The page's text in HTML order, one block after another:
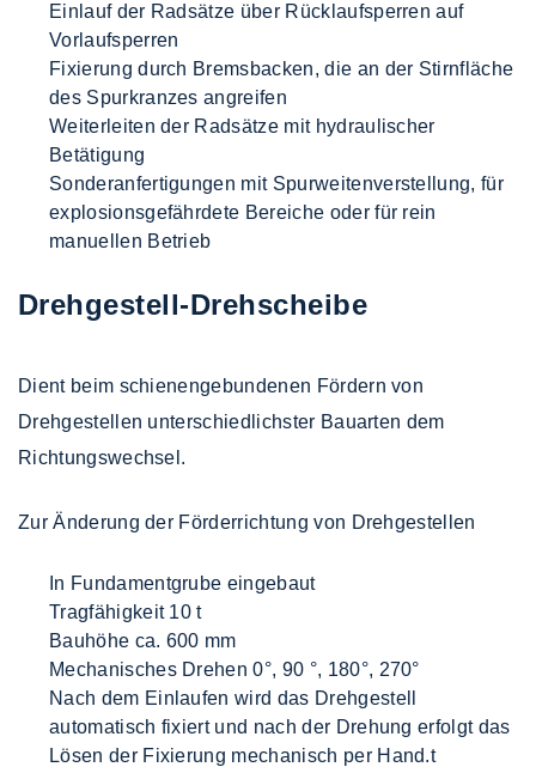
Einlauf der Radsätze über Rücklaufsperren auf
Vorlaufsperren
Fixierung durch Bremsbacken, die an der Stirnfläche
des Spurkranzes angreifen
Weiterleiten der Radsätze mit hydraulischer
Betätigung
Sonderanfertigungen mit Spurweitenverstellung, für
explosionsgefährdete Bereiche oder für rein
manuellen Betrieb
Drehgestell-Drehscheibe
Dient beim schienengebundenen Fördern von
Drehgestellen unterschiedlichster Bauarten dem
Richtungswechsel.
Zur Änderung der Förderrichtung von Drehgestellen
In Fundamentgrube eingebaut
Tragfähigkeit 10 t
Bauhöhe ca. 600 mm
Mechanisches Drehen 0°, 90 °, 180°, 270°
Nach dem Einlaufen wird das Drehgestell
automatisch fixiert und nach der Drehung erfolgt das
Lösen der Fixierung mechanisch per Hand.t